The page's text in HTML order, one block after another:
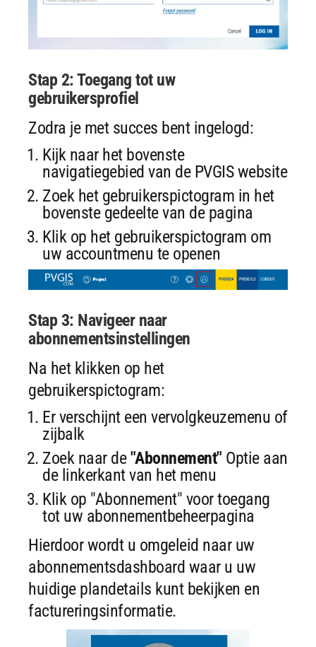
Stap 2: Toegang tot uw
gebruikersprofiel
Zodra je met succes bent ingelogd:
Kijk naar het bovenste
navigatiegebied van de PVGIS website
Zoek het gebruikerspictogram in het
bovenste gedeelte van de pagina
Klik op het gebruikerspictogram om
uw accountmenu te openen
Stap 3: Navigeer naar
abonnementsinstellingen
Na het klikken op het
gebruikerspictogram:
Er verschijnt een vervolgkeuzemenu of
zijbalk
Zoek naar de"Abonnement" Optie aan
de linkerkant van het menu
Klik op "Abonnement" voor toegang
tot uw abonnementbeheerpagina
Hierdoor wordt u omgeleid naar uw
abonnementsdashboard waar u uw
huidige plandetails kunt bekijken en
factureringsinformatie.